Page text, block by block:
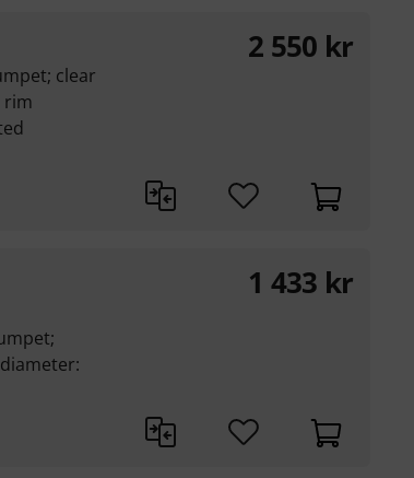
clear
rim
2 550 kr
1 433 kr